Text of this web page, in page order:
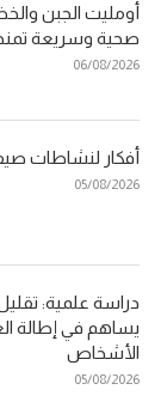
أومليت الجبن
صحية وسريعة
06/08/2026
أفكار لنشاطات
05/08/2026
دراسة علمية:
يساهم في إطالة
الأشخاص
05/08/2026